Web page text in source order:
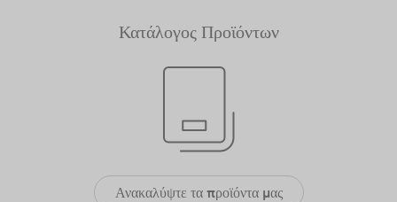
Κατάλογος Προϊόντων
Ανακαλύψτε τα προϊόντα μας